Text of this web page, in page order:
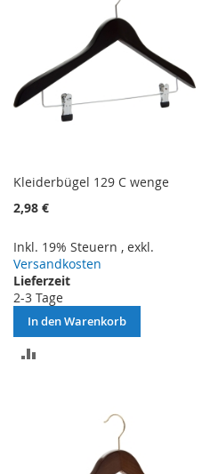
Kleiderbügel 129 C wenge
2,98 €
Inkl. 19% Steuern , exkl.
Versandkosten
Lieferzeit
2-3 Tage
In den Warenkorb
HINZUFÜGEN